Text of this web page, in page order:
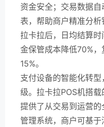
资金安全；交易数据
表，帮助商户精准分
拉卡拉后，日均结算
金保管成本降低70%
15%。
支付设备的智能化转
级。拉卡拉POS机搭载
提供了从交易到运营
管理系统，商户可基